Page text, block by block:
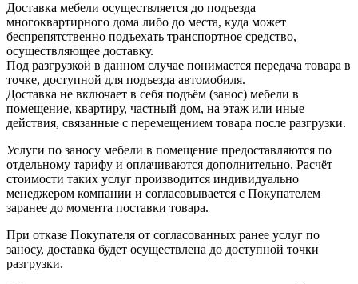
Доставка мебели осуществляется до подъезда
многоквартирного дома либо до места, куда может
беспрепятственно подъехать транспортное средство,
осуществляющее доставку.
Под разгрузкой в данном случае понимается передача товара в
точке, доступной для подъезда автомобиля.
Доставка не включает в себя подъём (занос) мебели в
помещение, квартиру, частный дом, на этаж или иные
действия, связанные с перемещением товара после разгрузки.
Услуги по заносу мебели в помещение предоставляются по
отдельному тарифу и оплачиваются дополнительно. Расчёт
стоимости таких услуг производится индивидуально
менеджером компании и согласовывается с Покупателем
заранее до момента поставки товара.
При отказе Покупателя от согласованных ранее услуг по
заносу, доставка будет осуществлена до доступной точки
разгрузки.